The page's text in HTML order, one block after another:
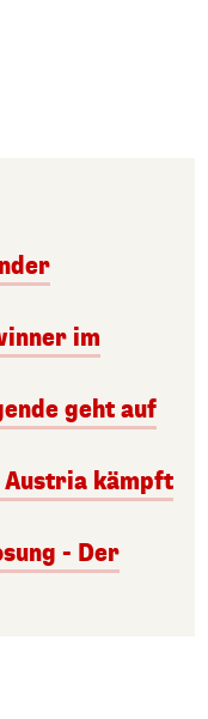
im
geht auf
Austria kämpft
- Der